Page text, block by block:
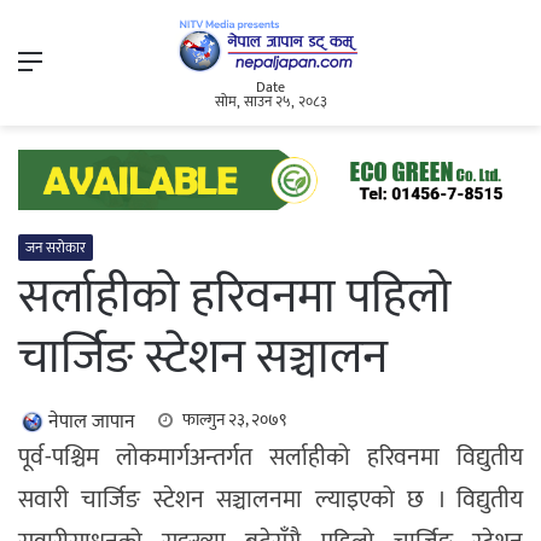
Menu
Date
सोम, साउन २५, २०८३
जन सरोकार
सर्लाहीको हरिवनमा पहिलो
चार्जिङ स्टेशन सञ्चालन
नेपाल जापान फाल्गुन २३, २०७९
पूर्व-पश्चिम लोकमार्गअन्तर्गत सर्लाहीको हरिवनमा विद्युतीय
सवारी चार्जिङ स्टेशन सञ्चालनमा ल्याइएको छ । विद्युतीय